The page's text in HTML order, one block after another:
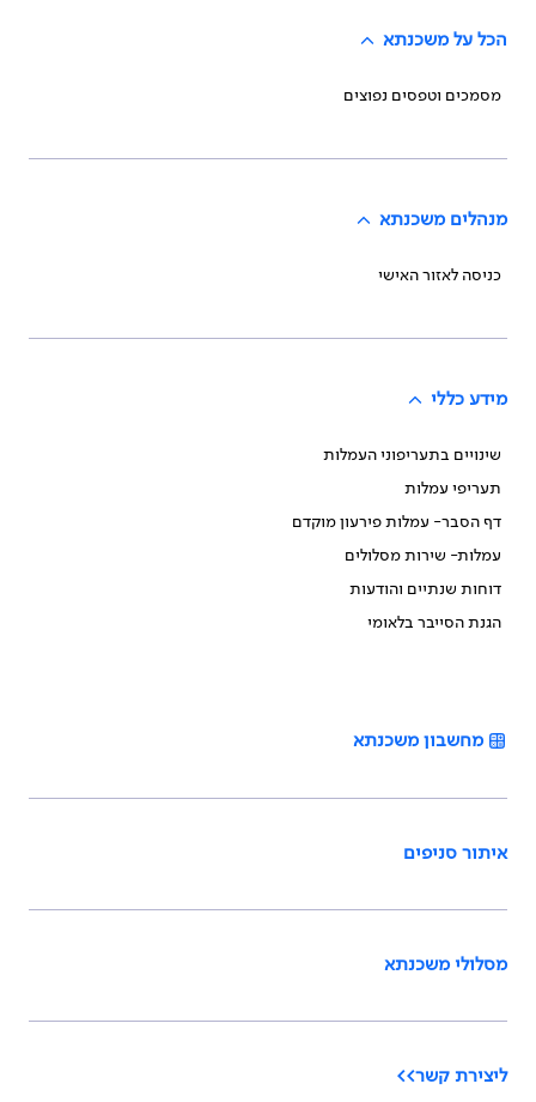
הכל על משכנתא
מסמכים וטפסים נפוצים
מנהלים משכנתא
כניסה לאזור האישי
מידע כללי
שינויים בתעריפוני העמלות
תעריפי עמלות
דף הסבר- עמלות פירעון מוקדם
עמלות- שירות מסלולים
דוחות שנתיים והודעות
הגנת הסייבר בלאומי
מחשבון משכנתא
איתור סניפים
מסלולי משכנתא
ליצירת קשר>>